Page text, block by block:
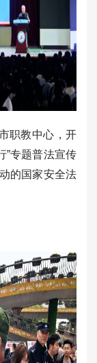
职教中心，开
”专题普法宣传
的国家安全法